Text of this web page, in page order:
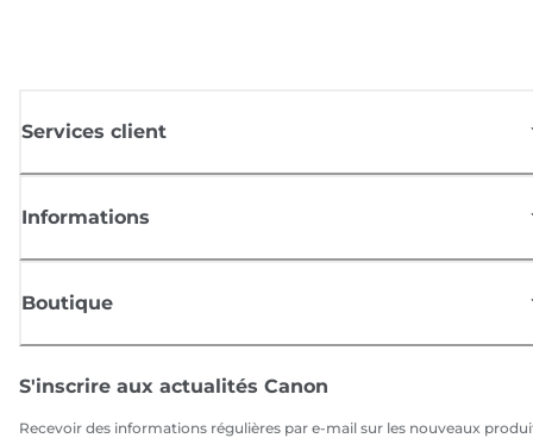
Services client
Informations
Boutique
S'inscrire aux actualités Canon
Recevoir des informations régulières par e-mail sur les nouveaux